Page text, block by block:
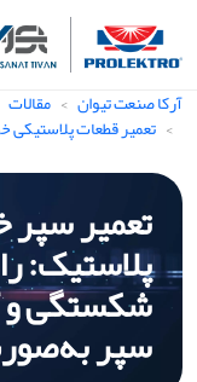
آرکا صنعت تیوان مقالات
تعمیر قطعات پلاستیکی
تعمیر
پلاستیک:
شکستگی و
سپر